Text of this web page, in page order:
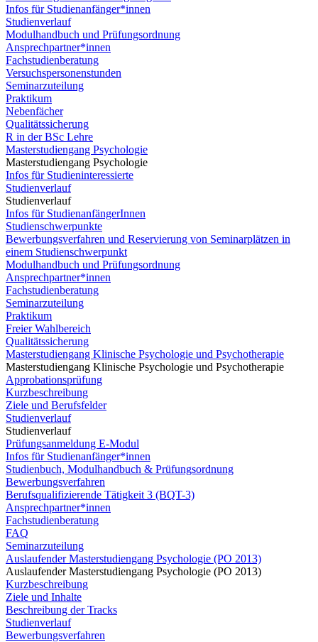
Infos für Studienanfänger*innen
Studienverlauf
Modulhandbuch und Prüfungsordnung
Ansprechpartner*innen
Fachstudienberatung
Versuchspersonenstunden
Seminarzuteilung
Praktikum
Nebenfächer
Qualitätssicherung
R in der BSc Lehre
Masterstudiengang Psychologie
Masterstudiengang Psychologie
Infos für Studieninteressierte
Studienverlauf
Studienverlauf
Infos für StudienanfängerInnen
Studienschwerpunkte
Bewerbungsverfahren und Reservierung von Seminarplätzen in
einem Studienschwerpunkt
Modulhandbuch und Prüfungsordnung
Ansprechpartner*innen
Fachstudienberatung
Seminarzuteilung
Praktikum
Freier Wahlbereich
Qualitätssicherung
Masterstudiengang Klinische Psychologie und Psychotherapie
Masterstudiengang Klinische Psychologie und Psychotherapie
Approbationsprüfung
Kurzbeschreibung
Ziele und Berufsfelder
Studienverlauf
Studienverlauf
Prüfungsanmeldung E-Modul
Infos für Studienanfänger*innen
Studienbuch, Modulhandbuch & Prüfungsordnung
Bewerbungsverfahren
Berufsqualifizierende Tätigkeit 3 (BQT-3)
Ansprechpartner*innen
Fachstudienberatung
FAQ
Seminarzuteilung
Auslaufender Masterstudiengang Psychologie (PO 2013)
Auslaufender Masterstudiengang Psychologie (PO 2013)
Kurzbeschreibung
Ziele und Inhalte
Beschreibung der Tracks
Studienverlauf
Bewerbungsverfahren